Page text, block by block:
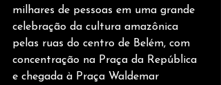
milhares de pessoas em uma grande
celebração da cultura amazônica
pelas ruas do centro de Belém, com
concentração na Praça da República
e chegada à Praça Waldemar